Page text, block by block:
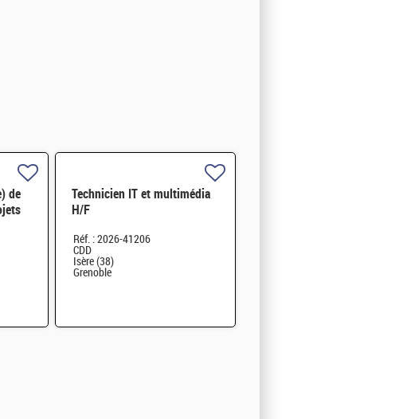
de
Technicien IT et multimédia
H/F
Réf. : 2026-41206
CDD
Isère (38)
Grenoble